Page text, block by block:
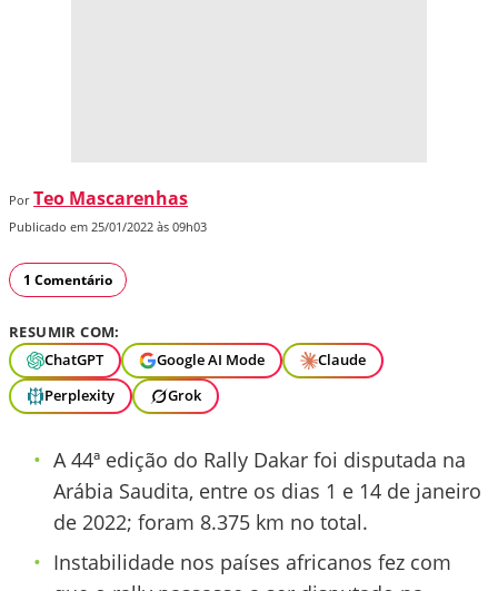
Por Teo Mascarenhas
Publicado em 25/01/2022 às 09h03
1 Comentário
RESUMIR COM:
ChatGPT
Google AI Mode
Claude
Perplexity
Grok
A 44ª edição do Rally Dakar foi disputada na
Arábia Saudita, entre os dias 1 e 14 de janeiro
de 2022; foram 8.375 km no total.
Instabilidade nos países africanos fez com